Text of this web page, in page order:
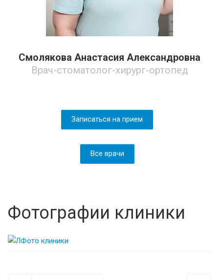
Смолякова Анастасия Александровна
Врач-стоматолог-хирург-ортопед
Записаться на прием
Все врачи
Фотографии клиники